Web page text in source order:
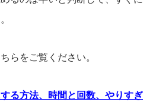
らをご覧ください。
る方法、時間と回数、やりすぎ